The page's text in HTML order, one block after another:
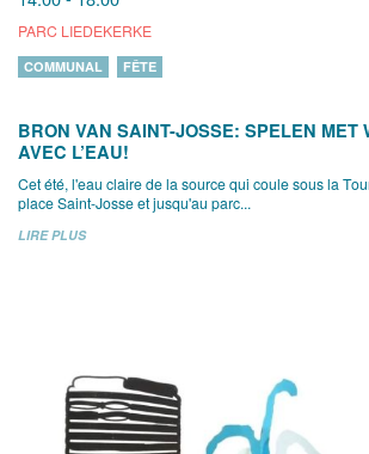
PARC LIEDEKERKE
COMMUNAL FÊTE
BRON VAN SAINT-JOSSE: SPELEN MET
AVEC L’EAU!
Cet été, l'eau claire de la source qui coule sous la
place Saint-Josse et jusqu'au parc...
LIRE PLUS